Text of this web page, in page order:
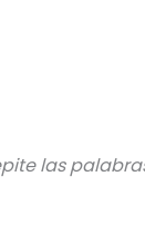
las